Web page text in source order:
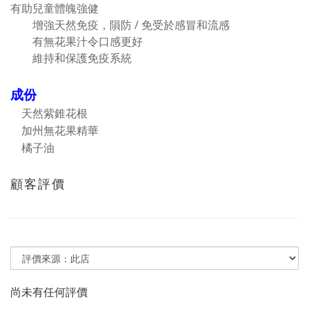
有助兒童體魄強健
增強天然免疫，隕防 / 免受於感冒和流感
有無花果汁令口感更好
維持和保護免疫系統
成份
天然紫錐花根
加州無花果精華
橘子油
顧客評價
尚未有任何評價